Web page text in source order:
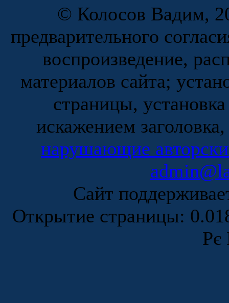
© Колосов Вадим,
предварительного
воспроизведение,
материалов сайта;
страницы,
искажением
нарушающие
Сайт
Открытие страницы:
Рє